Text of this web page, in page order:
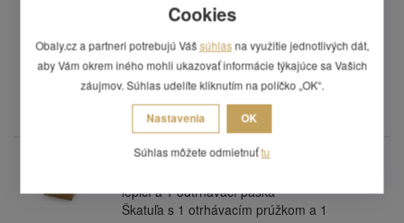
Krabica zasielacia F703 400x260x250 mm,
1 lepiaca a 1 odtrhávacia páska
Škatuľa s 1 otrhávacím prúžkom a 1
lepiacou páskou.
Cena:
KTK18
lepicí a 1 odtrhávací páska
Škatuľa s 1 otrhávacím prúžkom a 1
Cookies
Obaly.cz a partneri potrebujú Vášsúhlas na využitie jednotlivých dát,
aby Vám okrem iného mohli ukazovať informácie týkajúce sa Vašich
záujmov. Súhlas udelíte kliknutím na políčko „OK“.
Nastavenia OK
Súhlas môžete odmietnuťtu